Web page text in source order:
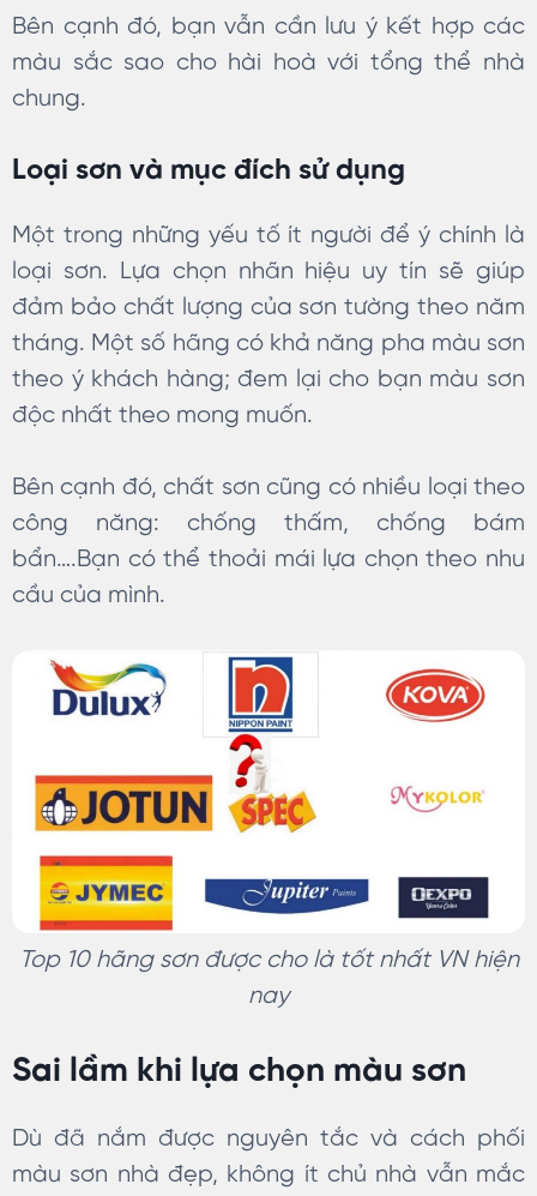
Bên cạnh đó, bạn vẫn cần lưu ý kết hợp các
màu sắc sao cho hài hoà với tổng thể nhà
chung.
Loại sơn và mục đích sử dụng
Một trong những yếu tố ít người để ý chính là
loại sơn. Lựa chọn nhãn hiệu uy tín sẽ giúp
đảm bảo chất lượng của sơn tường theo năm
tháng. Một số hãng có khả năng pha màu sơn
theo ý khách hàng; đem lại cho bạn màu sơn
độc nhất theo mong muốn.
Bên cạnh đó, chất sơn cũng có nhiều loại theo
công năng: chống thấm, chống bám
bẩn….Bạn có thể thoải mái lựa chọn theo nhu
cầu của mình.
Top 10 hãng sơn được cho là tốt nhất VN hiện
nay
Sai lầm khi lựa chọn màu sơn
Dù đã nắm được nguyên tắc và cách phối
màu sơn nhà đẹp, không ít chủ nhà vẫn mắc